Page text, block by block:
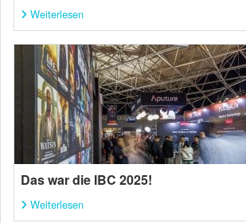
Weiterlesen
Das war die IBC 2025!
Weiterlesen